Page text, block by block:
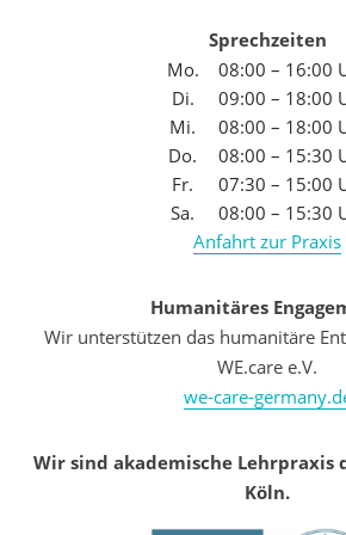
Sprechzeiten
Mo.
08:00 – 16:00
Di.
09:00 – 18:00
Mi.
08:00 – 18:00
Do.
08:00 – 15:30
Fr.
07:30 – 15:00
Sa.
08:00 – 15:30
Anfahrt zur Praxis
Humanitäres
Wir unterstützen das humanitäre
WE.care e.V.
we-care-
Wir sind akademische Lehrpraxis
Köln.